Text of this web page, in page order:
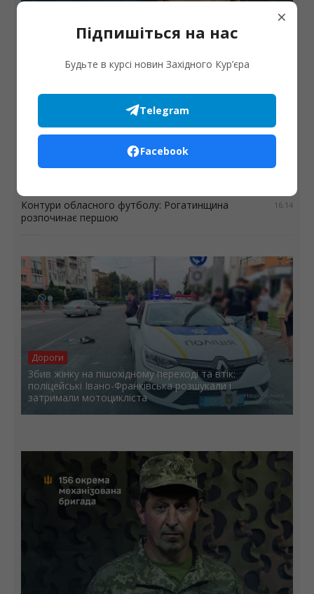
Автопарк Солотвинської громади поповнив ще
один шкільний автобус
Три сучасні зарядні станції EcoFlow DELTA 3 Max
поїхали на фронт від Верховинської громади
16:14
Контури обласного футболу: Рогатинщина
розпочинає першою
Дороги
Збив жінку на пішохідному переході та втік:
поліцейські Івано-Франківська розшукали і
затримали мотоцикліста
×
Підпишіться на нас
Будьте в курсі новин Західного Кур’єра
Telegram
Facebook